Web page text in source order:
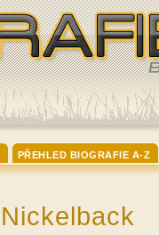
PŘEHLED BIOGRAFIE A-Z
Nickelback